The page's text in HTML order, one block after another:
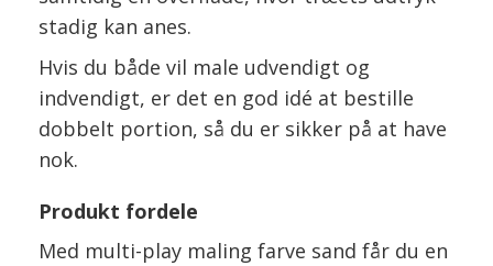
stadig kan anes.
Hvis du både vil male udvendigt og
indvendigt, er det en god idé at bestille
dobbelt portion, så du er sikker på at have
nok.
Produkt fordele
Med multi-play maling farve sand får du en